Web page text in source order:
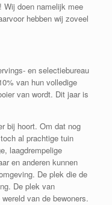
Wij doen namelijk mee
hebben wij zoveel
en selectiebureau
van hun volledige
van wordt. Dit jaar is
bij hoort. Om dat nog
al prachtige tuin
laagdrempelige
en anderen kunnen
De plek die de
De plek van
van de bewoners.